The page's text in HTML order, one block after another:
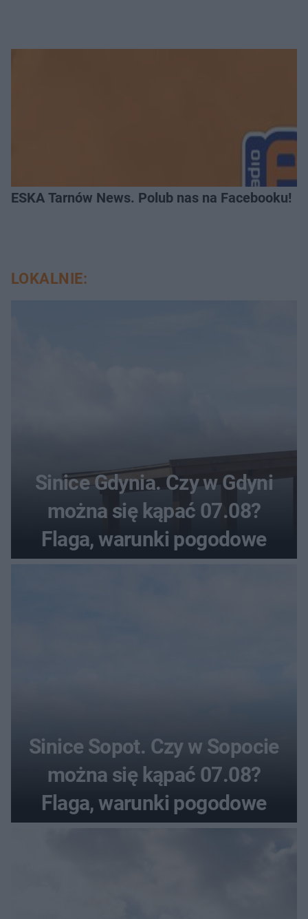
ESKA Tarnów News. Polub nas na Facebooku!
LOKALNIE:
Sinice Gdynia. Czy w Gdyni
można się kąpać 07.08?
Flaga, warunki pogodowe
Sinice Sopot. Czy w Sopocie
można się kąpać 07.08?
Flaga, warunki pogodowe